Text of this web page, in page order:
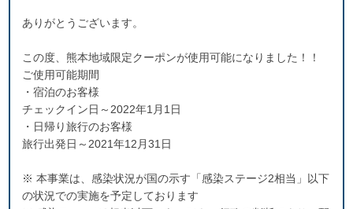
ありがとうございます。
この度、熊本地域限定クーポンが使用可能になりました！！
ご使用可能期間
・宿泊のお客様
チェックイン日～2022年1月1日
・日帰り旅行のお客様
旅行出発日～2021年12月31日
※ 本事業は、感染状況が国の示す「感染ステージ2相当」以下
の状況での実施を予定しております